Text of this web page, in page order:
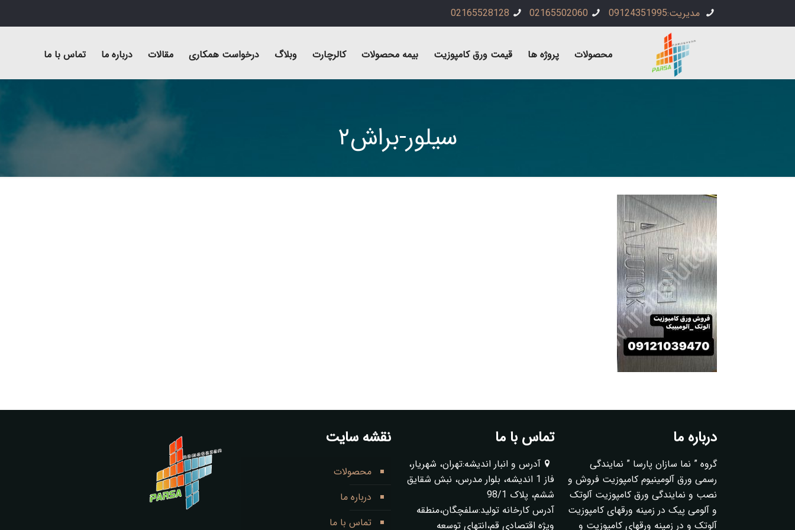
مدیریت:09124351995 02165502060
02165528128
محصولات پروژه ها قیمت ورق کامپوزیت بیمه محصولات کالرچارت وبلاگ درخواست همکاری مقالات درباره ما تماس با ما
سیلور-براش۲
درباره ما
گروه ” نما سازان پارسا ” نمایندگی
رسمی ورق آلومینیوم کامپوزیت فروش و
نصب و نمایندگی ورق کامپوزیت آلوتک
و آلومی پیک در زمینه ورقهای کامپوزیت
آلوتک و در زمینه ورقهای کامپوزیت و
تماس با ما
آدرس و انبار اندیشه:تهران، شهریار،
فاز 1 اندیشه، بلوار مدرس، نبش شقایق
ششم، پلاک 98/1
آدرس کارخانه تولید:سلفچگان،منطقه
ویژه اقتصادی قم،انتهای توسعه
نقشه سایت
محصولات
درباره ما
تماس با ما